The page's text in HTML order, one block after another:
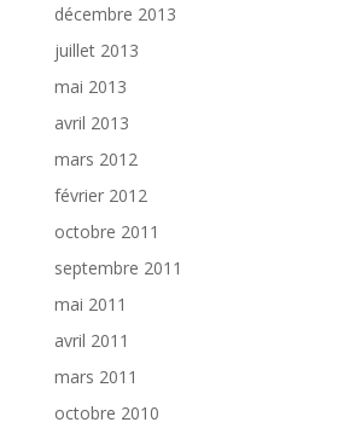
décembre 2013
juillet 2013
mai 2013
avril 2013
mars 2012
février 2012
octobre 2011
septembre 2011
mai 2011
avril 2011
mars 2011
octobre 2010